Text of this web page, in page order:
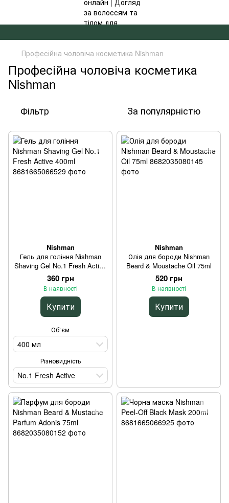
Професійна чоловіча косметика Nishman
Професійна чоловіча косметика
Nishman
Фільтр За популярністю
Nishman
Гель для гоління Nishman
Shaving Gel No.1 Fresh Active
400ml
360 грн
В наявності
Купити
Об`єм
400 мл
Різновидність
No.1 Fresh Active
Nishman
Олія для бороди Nishman
Beard & Moustache Oil 75ml
520 грн
В наявності
Купити